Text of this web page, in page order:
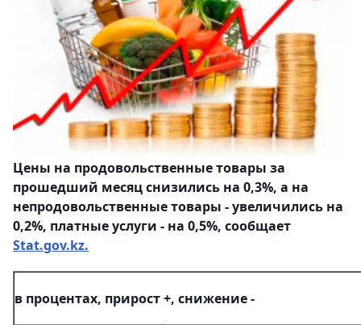
Цены на продовольственные товары за
прошедший месяц снизились на 0,3%, а на
непродовольственные товары - увеличились на
0,2%, платные услуги - на 0,5%, сообщает
Stat.gov.kz.
в процентах, прирост +, снижение -